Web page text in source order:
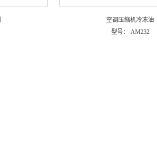
空调压缩机冷冻油
型号：
AM232